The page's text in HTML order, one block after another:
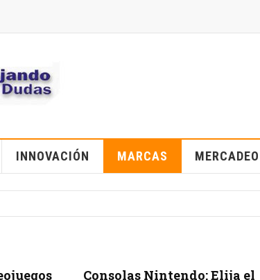
INNOVACIÓN MARCAS MERCADEO
Consolas Nintendo: Elija el